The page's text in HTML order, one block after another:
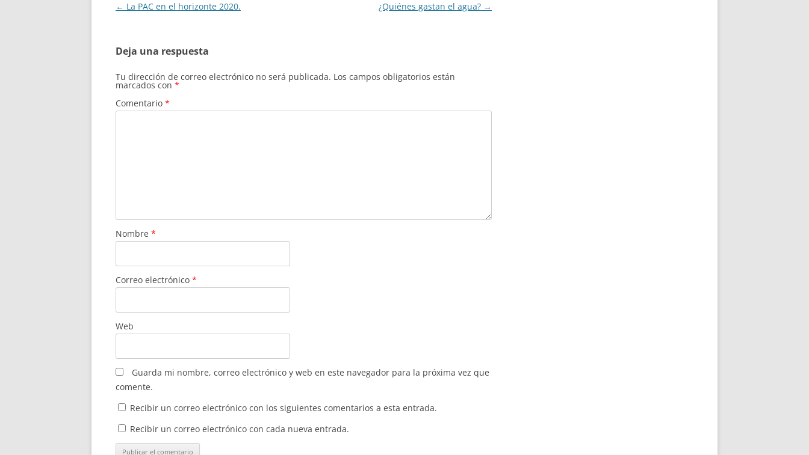
Navegación
← La PAC en el horizonte 2020. ¿Quiénes gastan el agua? →
Deja una respuesta
Tu dirección de correo electrónico no será publicada. Los campos obligatorios están
marcados con *
Comentario *
Nombre *
Correo electrónico *
Web
Guarda mi nombre, correo electrónico y web en este navegador para la próxima vez que
comente.
Recibir un correo electrónico con los siguientes comentarios a esta entrada.
Recibir un correo electrónico con cada nueva entrada.